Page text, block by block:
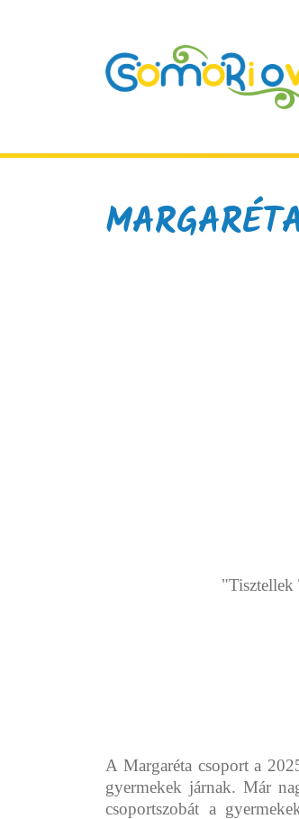
"Tisztellek
A Margaréta csoport a
gyermekek járnak. Már
csoportszobát a